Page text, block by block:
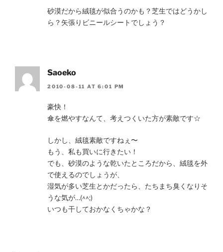
砂漠だから絨毯が似合うのかも？芝生ではどうかし
ら？矢張りビニールシートでしょう？
Saoeko
2010-08-11 AT 6:01 PM
豪快！
傘を燃やすなんて、考えつくいた方が素敵です☆
しかし、絨毯素敵ですねぇ〜
もう、私も買いに行きたい！
でも、砂漠のような乾いたところだから、絨毯を外
で使えるのでしょうが、
湿気が多い芝生とかだったら、たちまち臭くなりそ
うな気が…(^^;)
いつも干しておかなくちゃかな？